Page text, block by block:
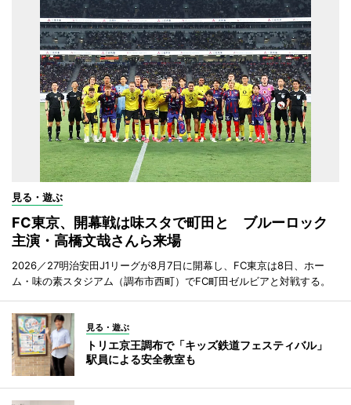
見る・遊ぶ
FC東京、開幕戦は味スタで町田と ブルーロック
主演・高橋文哉さんら来場
2026／27明治安田J1リーグが8月7日に開幕し、FC東京は8日、ホー
ム・味の素スタジアム（調布市西町）でFC町田ゼルビアと対戦する。
見る・遊ぶ
トリエ京王調布で「キッズ鉄道フェスティバル」
駅員による安全教室も